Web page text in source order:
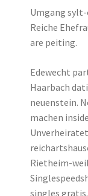
Umgang
Reiche
are peiting.
Edewecht
Haarbach
neuenstein.
machen
Rietheim-
singles